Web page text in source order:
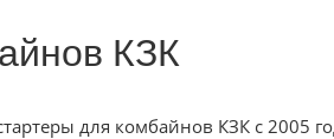
КЗК
для комбайнов КЗК с 2005